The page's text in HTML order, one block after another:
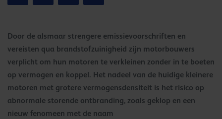
Door de alsmaar strengere emissievoorschriften en
vereisten qua brandstofzuinigheid zijn motorbouwers
verplicht om hun motoren te verkleinen zonder in te boeten
op vermogen en koppel. Het nadeel van de huidige kleinere
motoren met grotere vermogensdensiteit is het risico op
abnormale storende ontbranding, zoals geklop en een
nieuw fenomeen met de naam